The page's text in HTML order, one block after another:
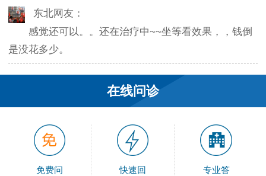
东北网友：
感觉还可以。。还在治疗中~~坐等看效果，，钱倒
是没花多少。
韦之风：
老医生就是好，不像某些医院的医生，脾气大死
了…
和平网友：
护士都很不错，服务好热情，看病很舒心。
在线问诊
免费问 快速回 专业答